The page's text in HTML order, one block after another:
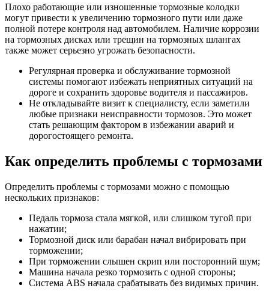
Плохо работающие или изношенные тормозные колодки
могут привести к увеличению тормозного пути или даже
полной потере контроля над автомобилем. Наличие коррозии
на тормозных дисках или трещин на тормозных шлангах
также может серьезно угрожать безопасности.
Регулярная проверка и обслуживание тормозной
системы помогают избежать неприятных ситуаций на
дороге и сохранить здоровье водителя и пассажиров.
Не откладывайте визит к специалисту, если заметили
любые признаки неисправности тормозов. Это может
стать решающим фактором в избежании аварий и
дорогостоящего ремонта.
Как определить проблемы с тормозами
Определить проблемы с тормозами можно с помощью
нескольких признаков:
Педаль тормоза стала мягкой, или слишком тугой при
нажатии;
Тормозной диск или барабан начал вибрировать при
торможении;
При торможении слышен скрип или посторонний шум;
Машина начала резко тормозить с одной стороны;
Система ABS начала срабатывать без видимых причин.